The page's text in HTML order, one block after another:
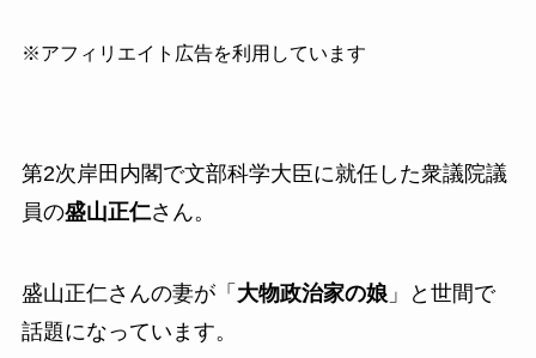
※アフィリエイト広告を利用しています
第2次岸田内閣で文部科学大臣に就任した衆議院議
員の盛山正仁さん。
盛山正仁さんの妻が「 大物政治家の娘」と世間で
話題になっています。